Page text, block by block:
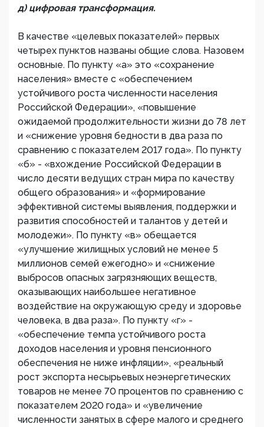
д) цифровая трансформация.
В качестве «целевых показателей» первых
четырех пунктов названы общие слова. Назовем
основные. По пункту «а» это «сохранение
населения» вместе с «обеспечением
устойчивого роста численности населения
Российской Федерации», «повышение
ожидаемой продолжительности жизни до 78 лет
и «снижение уровня бедности в два раза по
сравнению с показателем 2017 года». По пункту
«б» - «вхождение Российской Федерации в
число десяти ведущих стран мира по качеству
общего образования» и «формирование
эффективной системы выявления, поддержки и
развития способностей и талантов у детей и
молодежи». По пункту «в» обещается
«улучшение жилищных условий не менее 5
миллионов семей ежегодно» и «снижение
выбросов опасных загрязняющих веществ,
оказывающих наибольшее негативное
воздействие на окружающую среду и здоровье
человека, в два раза». По пункту «г» -
«обеспечение темпа устойчивого роста
доходов населения и уровня пенсионного
обеспечения не ниже инфляции», «реальный
рост экспорта несырьевых неэнергетических
товаров не менее 70 процентов по сравнению с
показателем 2020 года» и «увеличение
численности занятых в сфере малого и среднего